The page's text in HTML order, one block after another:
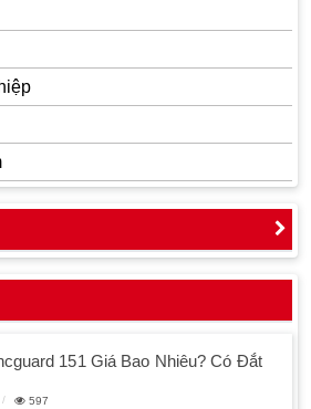
151 Giá Bao Nhiêu? Có Đắt
597